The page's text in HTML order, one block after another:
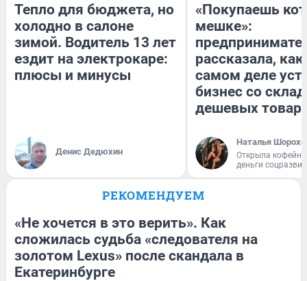
Тепло для бюджета, но
холодно в салоне
зимой. Водитель 13 лет
ездит на электрокаре:
плюсы и минусы
Денис Дедюхин
«Покупаешь
мешке»:
рассказала, как
самом деле
бизнес со
дешевых
Наталья
Открыла
деньги
РЕКОМЕНДУЕМ
«Не хочется в это верить». Как
сложилась судьба «следователя на
золотом Lexus» после скандала в
Екатеринбурге